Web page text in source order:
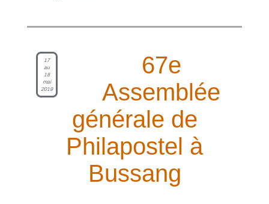
17
au
18
mai
2019
67e
Assemblée
générale de
Philapostel à
Bussang